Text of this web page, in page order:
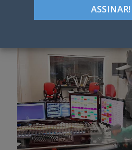
t
Google+